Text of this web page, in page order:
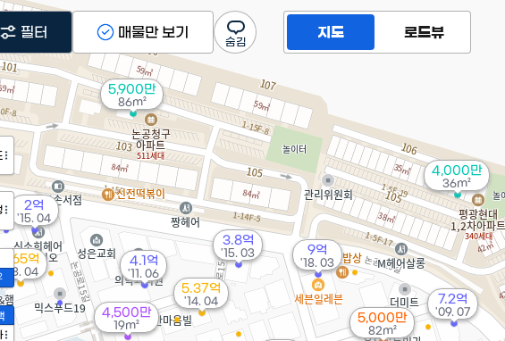
4,000만
36m²
5,900만
86m²
5,000만
82m²
6.65억
'23. 04
4,500만
19m²
9억
'18. 03
2억
'15. 04
3.8억
'15. 03
5.37억
'14. 04
4.1억
'11. 06
7.2억
'09. 07
지도 로드뷰
필터 매물만 보기